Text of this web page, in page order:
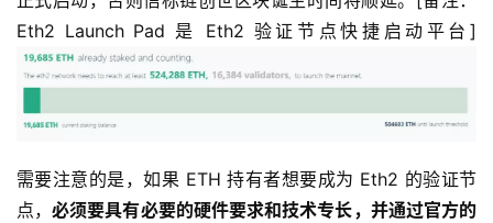
Eth2 Launch Pad 是 Eth2 验证节点快捷启动平台]
需要注意的是，如果 ETH 持有者想要成为 Eth2 的验证节
点，必须要具有必要的硬件要求和技术专长，并通过官方的